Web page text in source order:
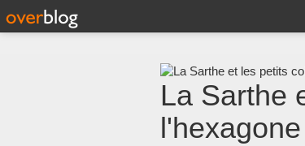
La Sarthe